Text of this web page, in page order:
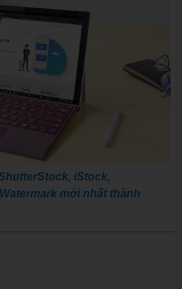
iStock,
mới nhất thành